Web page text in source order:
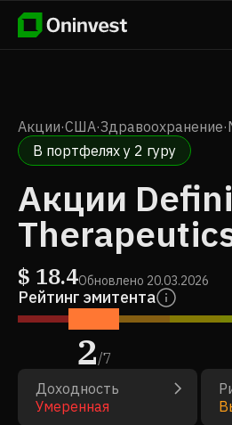
Акции·США·Здравоохранение·
В портфелях у 2 гуру
Акции
$ 18.4Обновлено 20.03.2026
Рейтинг эмитента
2/7
Доходность
Умеренная